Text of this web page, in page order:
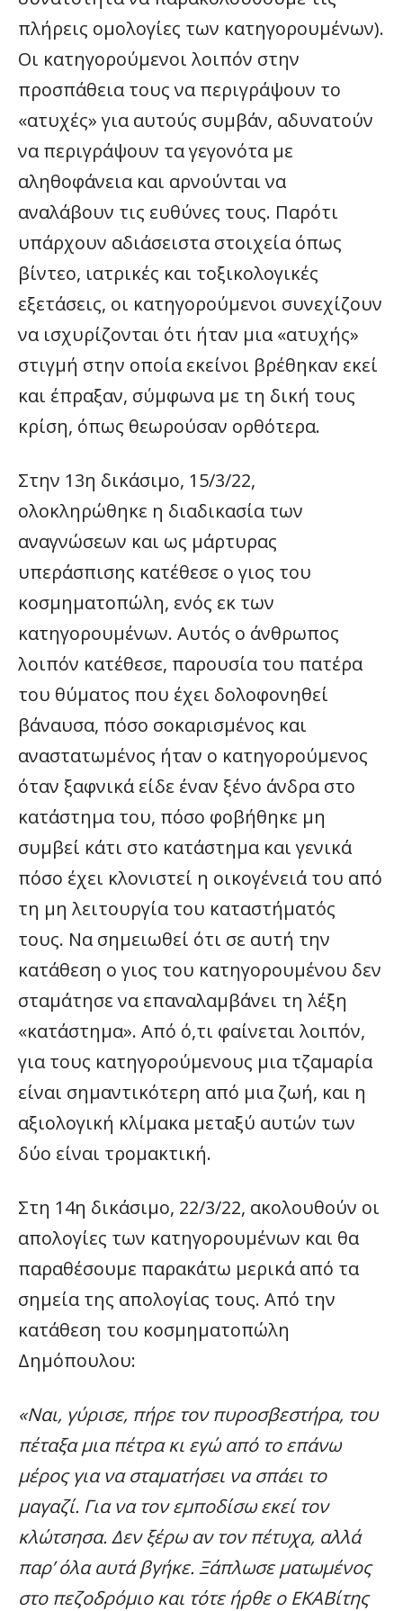
πλήρεις ομολογίες των κατηγορουμένων).
Οι κατηγορούμενοι λοιπόν στην
προσπάθεια τους να περιγράψουν το
«ατυχές» για αυτούς συμβάν, αδυνατούν
να περιγράψουν τα γεγονότα με
αληθοφάνεια και αρνούνται να
αναλάβουν τις ευθύνες τους. Παρότι
υπάρχουν αδιάσειστα στοιχεία όπως
βίντεο, ιατρικές και τοξικολογικές
εξετάσεις, οι κατηγορούμενοι συνεχίζουν
να ισχυρίζονται ότι ήταν μια «ατυχής»
στιγμή στην οποία εκείνοι βρέθηκαν εκεί
και έπραξαν, σύμφωνα με τη δική τους
κρίση, όπως θεωρούσαν ορθότερα.
Στην 13η δικάσιμο, 15/3/22,
ολοκληρώθηκε η διαδικασία των
αναγνώσεων και ως μάρτυρας
υπεράσπισης κατέθεσε ο γιος του
κοσμηματοπώλη, ενός εκ των
κατηγορουμένων. Αυτός ο άνθρωπος
λοιπόν κατέθεσε, παρουσία του πατέρα
του θύματος που έχει δολοφονηθεί
βάναυσα, πόσο σοκαρισμένος και
αναστατωμένος ήταν ο κατηγορούμενος
όταν ξαφνικά είδε έναν ξένο άνδρα στο
κατάστημα του, πόσο φοβήθηκε μη
συμβεί κάτι στο κατάστημα και γενικά
πόσο έχει κλονιστεί η οικογένειά του από
τη μη λειτουργία του καταστήματός
τους. Να σημειωθεί ότι σε αυτή την
κατάθεση ο γιος του κατηγορουμένου δεν
σταμάτησε να επαναλαμβάνει τη λέξη
«κατάστημα». Από ό,τι φαίνεται λοιπόν,
για τους κατηγορούμενους μια τζαμαρία
είναι σημαντικότερη από μια ζωή, και η
αξιολογική κλίμακα μεταξύ αυτών των
δύο είναι τρομακτική.
Στη 14η δικάσιμο, 22/3/22, ακολουθούν οι
απολογίες των κατηγορουμένων και θα
παραθέσουμε παρακάτω μερικά από τα
σημεία της απολογίας τους. Από την
κατάθεση του κοσμηματοπώλη
Δημόπουλου:
«Nαι, γύρισε, πήρε τον πυροσβεστήρα, του
πέταξα μια πέτρα κι εγώ από το επάνω
μέρος για να σταματήσει να σπάει το
μαγαζί. Για να τον εμποδίσω εκεί τον
κλώτσησα. Δεν ξέρω αν τον πέτυχα, αλλά
παρ’ όλα αυτά βγήκε. Ξάπλωσε ματωμένος
στο πεζοδρόμιο και τότε ήρθε ο ΕΚΑΒίτης